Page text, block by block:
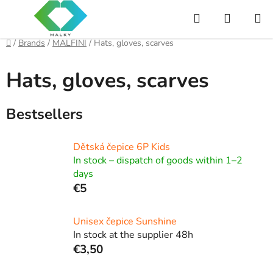
Search
CART
Home
/ Brands / MALFINI / Hats, gloves, scarves
Hats, gloves, scarves
Bestsellers
Dětská čepice 6P Kids
In stock – dispatch of goods within 1–2
days
€5
Unisex čepice Sunshine
In stock at the supplier 48h
€3,50